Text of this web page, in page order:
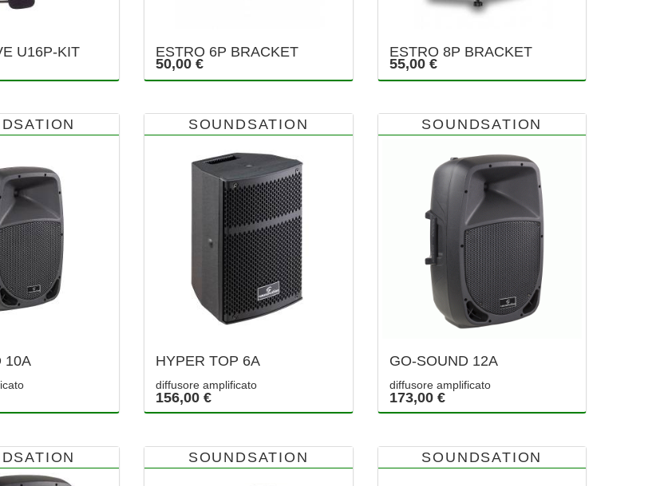
U16P-KIT ESTRO 6P BRACKET
50,00 €
ESTRO 8P BRACKET
55,00 €
10A
SOUNDSATION
HYPER TOP 6A
diffusore amplificato
156,00 €
SOUNDSATION
GO-SOUND 12A
diffusore amplificato
173,00 €
SOUNDSATION SOUNDSATION